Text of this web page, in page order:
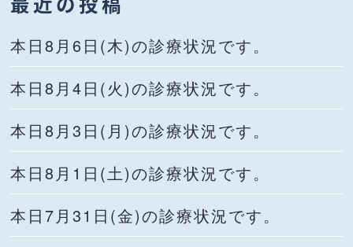
本日8月6日(木)の診療状況です。
本日8月4日(火)の診療状況です。
本日8月3日(月)の診療状況です。
本日8月1日(土)の診療状況です。
本日7月31日(金)の診療状況です。